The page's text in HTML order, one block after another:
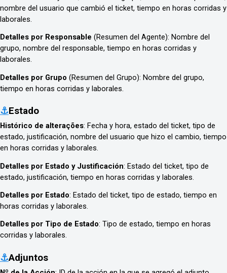
nombre del usuario que cambió el ticket, tiempo en horas corridas y
laborales.
Detalles por Responsable (Resumen del Agente): Nombre del
grupo, nombre del responsable, tiempo en horas corridas y
laborales.
Detalles por Grupo (Resumen del Grupo): Nombre del grupo,
tiempo en horas corridas y laborales.
⚓Estado
Histórico de alterações: Fecha y hora, estado del ticket, tipo de
estado, justificación, nombre del usuario que hizo el cambio, tiempo
en horas corridas y laborales.
Detalles por Estado y Justificación: Estado del ticket, tipo de
estado, justificación, tiempo en horas corridas y laborales.
Detalles por Estado: Estado del ticket, tipo de estado, tiempo en
horas corridas y laborales.
Detalles por Tipo de Estado: Tipo de estado, tiempo en horas
corridas y laborales.
⚓Adjuntos